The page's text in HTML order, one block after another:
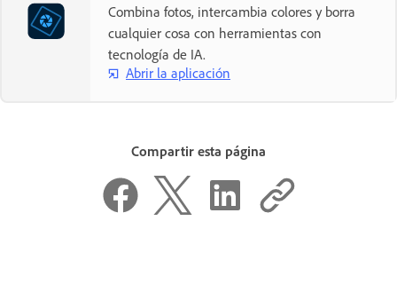
Combina fotos, intercambia colores y borra
cualquier cosa con herramientas con
tecnología de IA.
Abrir la aplicación
Compartir esta página